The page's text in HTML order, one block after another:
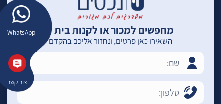
WhatsApp
צור קשר
מחפשים למכור או לקנות בית ?
השאירו כאן פרטים, ונחזור אליכם בהקדם